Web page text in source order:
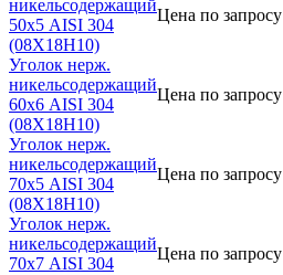
никельсодержащий
50х5 AISI 304
(08Х18Н10)
Цена по запросу
Уголок нерж.
никельсодержащий
60х6 AISI 304
(08Х18Н10)
Цена по запросу
Уголок нерж.
никельсодержащий
70х5 AISI 304
(08Х18Н10)
Цена по запросу
Уголок нерж.
никельсодержащий
70х7 AISI 304
Цена по запросу